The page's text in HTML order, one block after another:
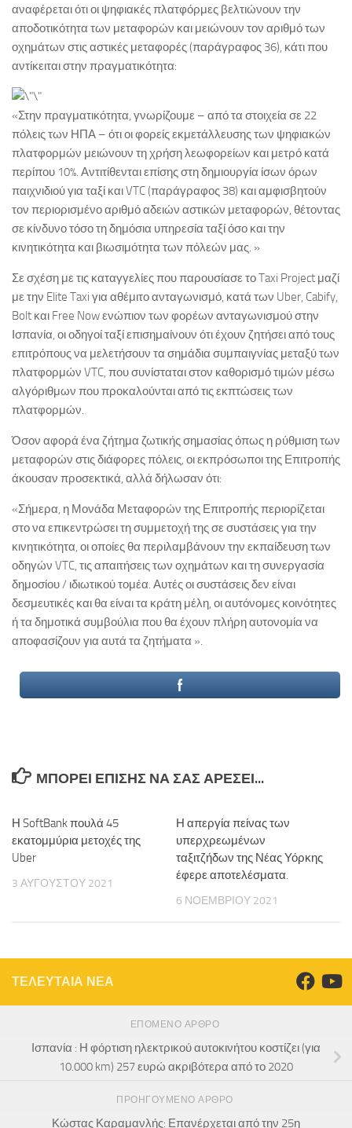
αναφέρεται ότι οι ψηφιακές πλατφόρμες βελτιώνουν την
αποδοτικότητα των μεταφορών και μειώνουν τον αριθμό των
οχημάτων στις αστικές μεταφορές (παράγραφος 36), κάτι που
αντίκειται στην πραγματικότητα:
«Στην πραγματικότητα, γνωρίζουμε – από τα στοιχεία σε 22
πόλεις των ΗΠΑ – ότι οι φορείς εκμετάλλευσης των ψηφιακών
πλατφορμών μειώνουν τη χρήση λεωφορείων και μετρό κατά
περίπου 10%. Αντιτίθενται επίσης στη δημιουργία ίσων όρων
παιχνιδιού για ταξί και VTC (παράγραφος 38) και αμφισβητούν
τον περιορισμένο αριθμό αδειών αστικών μεταφορών, θέτοντας
σε κίνδυνο τόσο τη δημόσια υπηρεσία ταξί όσο και την
κινητικότητα και βιωσιμότητα των πόλεών μας. »
Σε σχέση με τις καταγγελίες που παρουσίασε το Taxi Project μαζί
με την Elite Taxi για αθέμιτο ανταγωνισμό, κατά των Uber, Cabify,
Bolt και Free Now ενώπιον των φορέων ανταγωνισμού στην
Ισπανία, οι οδηγοί ταξί επισημαίνουν ότι έχουν ζητήσει από τους
επιτρόπους να μελετήσουν τα σημάδια συμπαιγνίας μεταξύ των
πλατφορμών VTC, που συνίσταται στον καθορισμό τιμών μέσω
αλγόριθμων που προκαλούνται από τις εκπτώσεις των
πλατφορμών.
Όσον αφορά ένα ζήτημα ζωτικής σημασίας όπως η ρύθμιση των
μεταφορών στις διάφορες πόλεις, οι εκπρόσωποι της Επιτροπής
άκουσαν προσεκτικά, αλλά δήλωσαν ότι:
«Σήμερα, η Μονάδα Μεταφορών της Επιτροπής περιορίζεται
στο να επικεντρώσει τη συμμετοχή της σε συστάσεις για την
κινητικότητα, οι οποίες θα περιλαμβάνουν την εκπαίδευση των
οδηγών VTC, τις απαιτήσεις των οχημάτων και τη συνεργασία
δημοσίου / ιδιωτικού τομέα. Αυτές οι συστάσεις δεν είναι
δεσμευτικές και θα είναι τα κράτη μέλη, οι αυτόνομες κοινότητες
ή τα δημοτικά συμβούλια που θα έχουν πλήρη αυτονομία να
αποφασίζουν για αυτά τα ζητήματα ».
ΜΠΟΡΕΊ ΕΠΊΣΗΣ ΝΑ ΣΑΣ ΑΡΈΣΕΙ...
Η SoftBank πουλά 45
εκατομμύρια μετοχές της
Uber
3 ΑΥΓΟΎΣΤΟΥ 2021
Η απεργία πείνας των
υπερχρεωμένων
ταξιτζήδων της Νέας Υόρκης
έφερε αποτελέσματα.
6 ΝΟΕΜΒΡΊΟΥ 2021
ΤΕΛΕΥΤΑΙΑ ΝΕΑ
ΕΠΌΜΕΝΟ ΆΡΘΡΟ
Ισπανία : Η φόρτιση ηλεκτρικού αυτοκινήτου κοστίζει (για
10.000 km) 257 ευρώ ακριβότερα από το 2020
ΠΡΟΗΓΟΎΜΕΝΟ ΆΡΘΡΟ
Κώστας Καραμανλής: Επανέρχεται από την 25η